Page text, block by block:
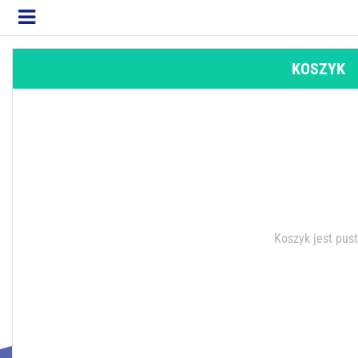
KOSZYK
Koszyk jest